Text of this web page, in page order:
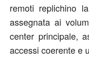
remoti replichino
assegnata ai
center principale,
accessi coerente e